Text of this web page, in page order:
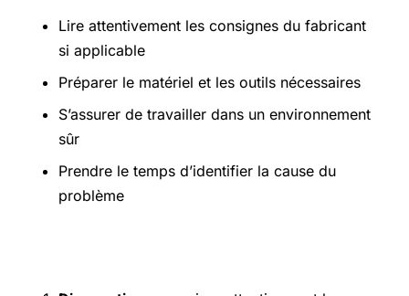
Lire attentivement les consignes du fabricant
si applicable
Préparer le matériel et les outils nécessaires
S’assurer de travailler dans un environnement
sûr
Prendre le temps d’identifier la cause du
problème